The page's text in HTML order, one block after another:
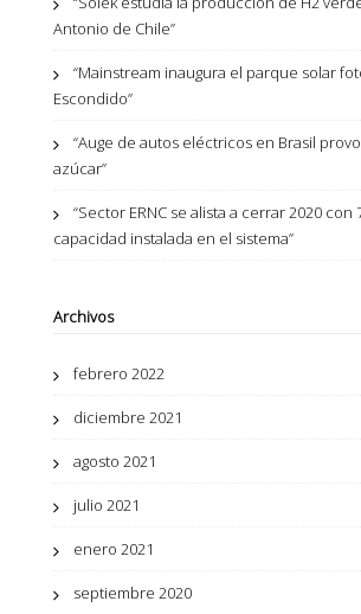
Antonio de Chile”
“Mainstream inaugura el parque solar
Escondido”
“Auge de autos eléctricos en Brasil
azúcar”
“Sector ERNC se alista a cerrar 2020 con
capacidad instalada en el sistema”
Archivos
febrero 2022
diciembre 2021
agosto 2021
julio 2021
enero 2021
septiembre 2020